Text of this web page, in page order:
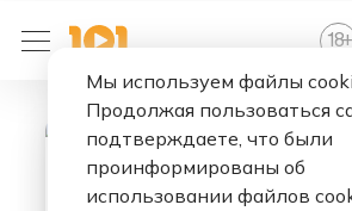
18+
Мы используем файлы
Продолжая пользоваться
подтверждаете, что были
проинформированы об
использовании файлов